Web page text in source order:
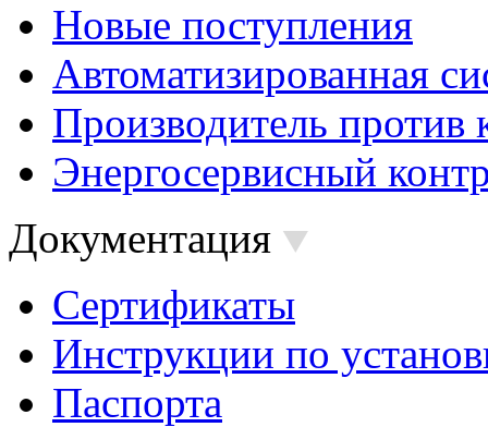
Новые поступления
Автоматизированная
Производитель против
Энергосервисный
Документация
Сертификаты
Инструкции по
Паспорта